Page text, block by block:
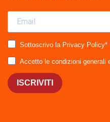
Sottoscrivo la Privacy Policy*
Accetto le condizioni generali
ISCRIVITI